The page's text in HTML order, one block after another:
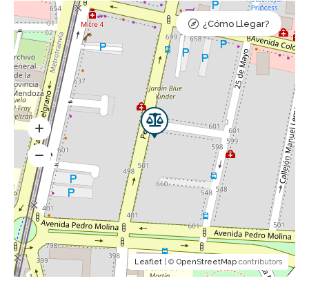
Leaflet | © OpenStreetMap contributors
¿Cómo Llegar?